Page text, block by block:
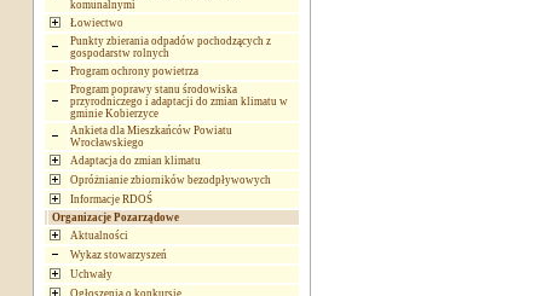
komunalnymi
Łowiectwo
Punkty zbierania odpadów pochodzących z
gospodarstw rolnych
Program ochrony powietrza
Program poprawy stanu środowiska
przyrodniczego i adaptacji do zmian klimatu w
gminie Kobierzyce
Ankieta dla Mieszkańców Powiatu
Wrocławskiego
Adaptacja do zmian klimatu
Opróżnianie zbiorników bezodpływowych
Informacje RDOŚ
Organizacje Pozarządowe
Aktualności
Wykaz stowarzyszeń
Uchwały
Ogłoszenia o konkursie